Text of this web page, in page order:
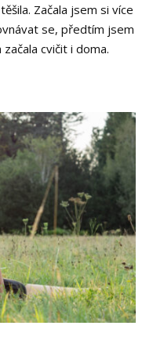
Začala jsem si více
se, předtím jsem
cvičit i doma.